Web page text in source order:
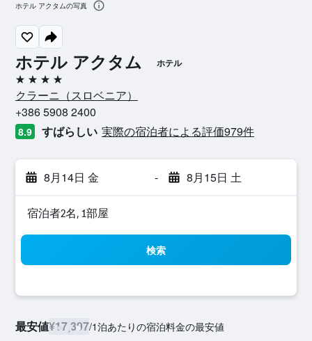
ホテル アクタム ホテル
4つ星
クラーニ​（スロベニア​）​
+386 5908 2400
8.9 すばらしい 実際の宿泊者による評価979​件
8月14日 金 - 8月15日 土
宿泊者2名, 1​部屋
検索
最安値¥17,397/1泊あたりの宿泊料金の最安値
ホテル アクタムの写真